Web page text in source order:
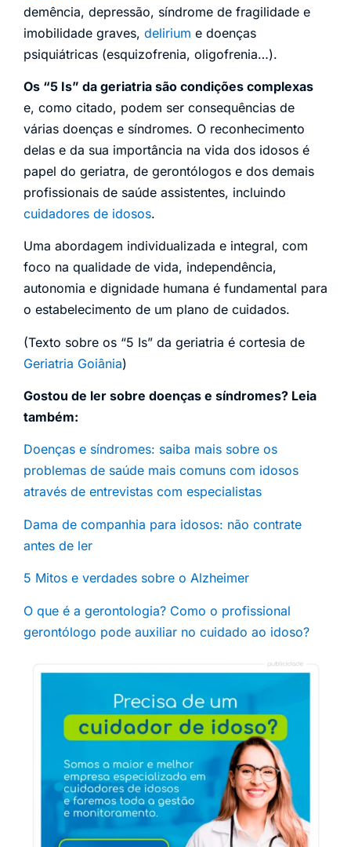
demência, depressão, síndrome de fragilidade e
imobilidade graves, delirium e doenças
psiquiátricas (esquizofrenia, oligofrenia…).
Os “5 Is” da geriatria são condições complexas
e, como citado, podem ser consequências de
várias doenças e síndromes. O reconhecimento
delas e da sua importância na vida dos idosos é
papel do geriatra, de gerontólogos e dos demais
profissionais de saúde assistentes, incluindo
cuidadores de idosos.
Uma abordagem individualizada e integral, com
foco na qualidade de vida, independência,
autonomia e dignidade humana é fundamental para
o estabelecimento de um plano de cuidados.
(Texto sobre os “5 Is” da geriatria é cortesia de
Geriatria Goiânia)
Gostou de ler sobre doenças e síndromes? Leia
também:
Doenças e síndromes: saiba mais sobre os
problemas de saúde mais comuns com idosos
através de entrevistas com especialistas
Dama de companhia para idosos: não contrate
antes de ler
5 Mitos e verdades sobre o Alzheimer
O que é a gerontologia? Como o profissional
gerontólogo pode auxiliar no cuidado ao idoso?